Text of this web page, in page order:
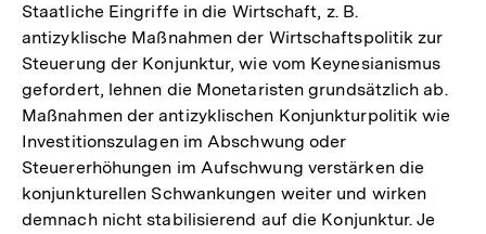
Staatliche Eingriffe in die Wirtschaft, z. B.
antizyklische Maßnahmen der Wirtschaftspolitik zur
Steuerung der Konjunktur, wie vom Keynesianismus
gefordert, lehnen die Monetaristen grundsätzlich ab.
Maßnahmen der antizyklischen Konjunkturpolitik wie
Investitionszulagen im Abschwung oder
Steuererhöhungen im Aufschwung verstärken die
konjunkturellen Schwankungen weiter und wirken
demnach nicht stabilisierend auf die Konjunktur. Je